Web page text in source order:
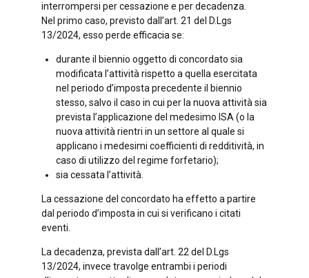
interrompersi per cessazione e per decadenza.
Nel primo caso, previsto dall’art. 21 del D.Lgs
13/2024, esso perde efficacia se:
durante il biennio oggetto di concordato sia
modificata l’attività rispetto a quella esercitata
nel periodo d’imposta precedente il biennio
stesso, salvo il caso in cui per la nuova attività sia
prevista l’applicazione del medesimo ISA (o la
nuova attività rientri in un settore al quale si
applicano i medesimi coefficienti di redditività, in
caso di utilizzo del regime forfetario);
sia cessata l’attività.
La cessazione del concordato ha effetto a partire
dal periodo d’imposta in cui si verificano i citati
eventi.
La decadenza, prevista dall’art. 22 del D.Lgs
13/2024, invece travolge entrambi i periodi